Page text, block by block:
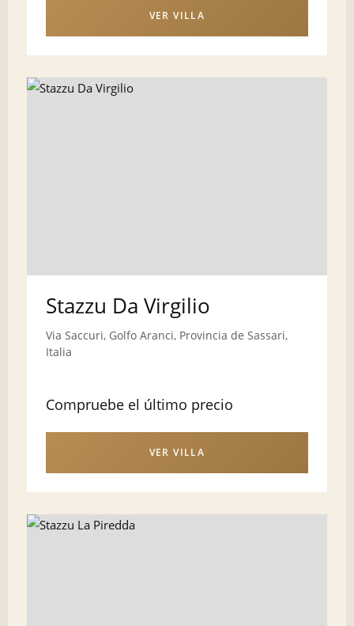
VER VILLA
Stazzu Da Virgilio
Via Saccuri, Golfo Aranci, Provincia de Sassari,
Italia
Compruebe el último precio
VER VILLA